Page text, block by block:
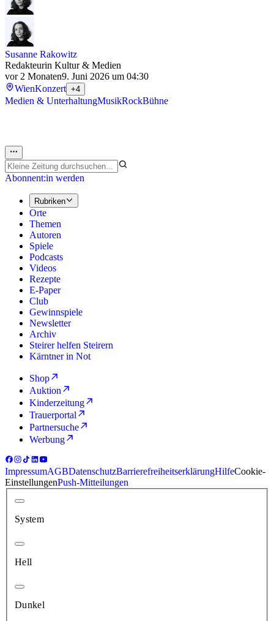
Susanne Rakowitz
Redakteurin Kultur & Medien
vor 2 Monaten9. Juni 2026 um 04:30
WienKonzert +4
Medien & UnterhaltungMusikRockBühne
Abonnent:in werden
Rubriken
Orte
Themen
Autoren
Spiele
Podcasts
Videos
Rezepte
E-Paper
Club
Gewinnspiele
Newsletter
Archiv
Steirer helfen Steirern
Kärntner in Not
Shop
Auktion
Kinderzeitung
Trauerportal
Partnersuche
Werbung
ImpressumAGBDatenschutzBarrierefreiheitserklärungHilfeCookie-
EinstellungenPush-Mitteilungen
System
Hell
Dunkel